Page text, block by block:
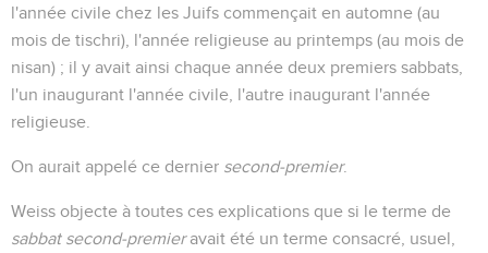
l'année civile chez les Juifs commençait en automne (au
mois de tischri), l'année religieuse au printemps (au mois de
nisan) ; il y avait ainsi chaque année deux premiers sabbats,
l'un inaugurant l'année civile, l'autre inaugurant l'année
religieuse.
On aurait appelé ce dernier second-premier.
Weiss objecte à toutes ces explications que si le terme de
sabbat second-premieravait été un terme consacré, usuel,